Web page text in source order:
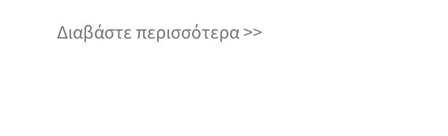
Διαβάστε περισσότερα